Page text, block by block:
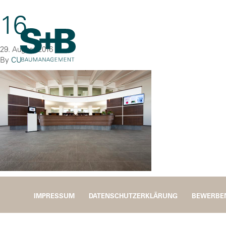
16
29. August 2016
By CU
IMPRESSUM DATENSCHUTZERKLÄRUNG